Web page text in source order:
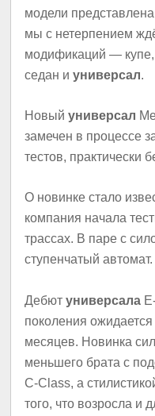
модели
мы с нетерпением
модификаций — купе,
седан иуниверсал.
Новыйуниверсал
замечен в процессе
тестов, практически
О новинке стало
компания начала
трассах. В паре с
ступенчатый автомат.
Дебютуниверсала
поколения
месяцев. Новинка
меньшего брата с
C-Class, а
того, что возросла и